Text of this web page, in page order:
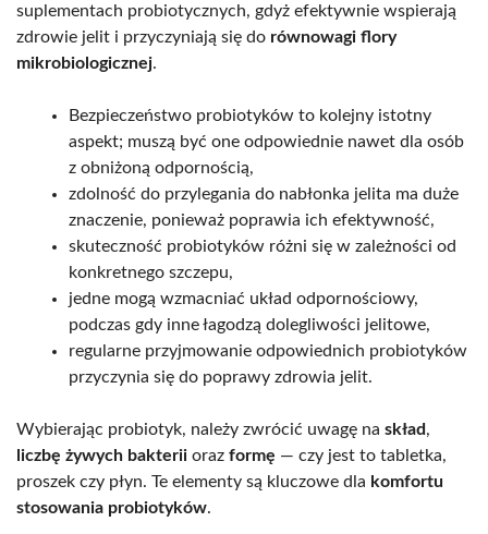
suplementach probiotycznych, gdyż efektywnie wspierają
zdrowie jelit i przyczyniają się do równowagi flory
mikrobiologicznej.
Bezpieczeństwo probiotyków to kolejny istotny
aspekt; muszą być one odpowiednie nawet dla osób
z obniżoną odpornością,
zdolność do przylegania do nabłonka jelita ma duże
znaczenie, ponieważ poprawia ich efektywność,
skuteczność probiotyków różni się w zależności od
konkretnego szczepu,
jedne mogą wzmacniać układ odpornościowy,
podczas gdy inne łagodzą dolegliwości jelitowe,
regularne przyjmowanie odpowiednich probiotyków
przyczynia się do poprawy zdrowia jelit.
Wybierając probiotyk, należy zwrócić uwagę na skład,
liczbę żywych bakterii oraz formę — czy jest to tabletka,
proszek czy płyn. Te elementy są kluczowe dla komfortu
stosowania probiotyków.